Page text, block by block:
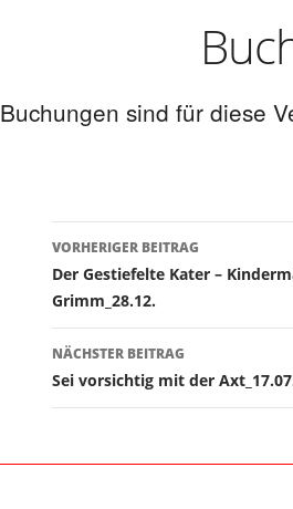
Buchungen sind für diese
VORHERIGER BEITRAG
Der Gestiefelte Kater –
Grimm_28.12.
NÄCHSTER BEITRAG
Sei vorsichtig mit der